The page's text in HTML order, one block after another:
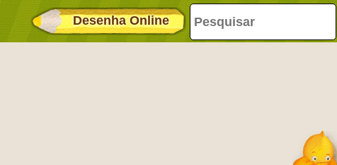
Desenha Online